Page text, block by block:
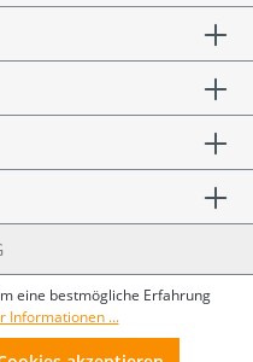
eine bestmögliche Erfahrung
Informationen ...